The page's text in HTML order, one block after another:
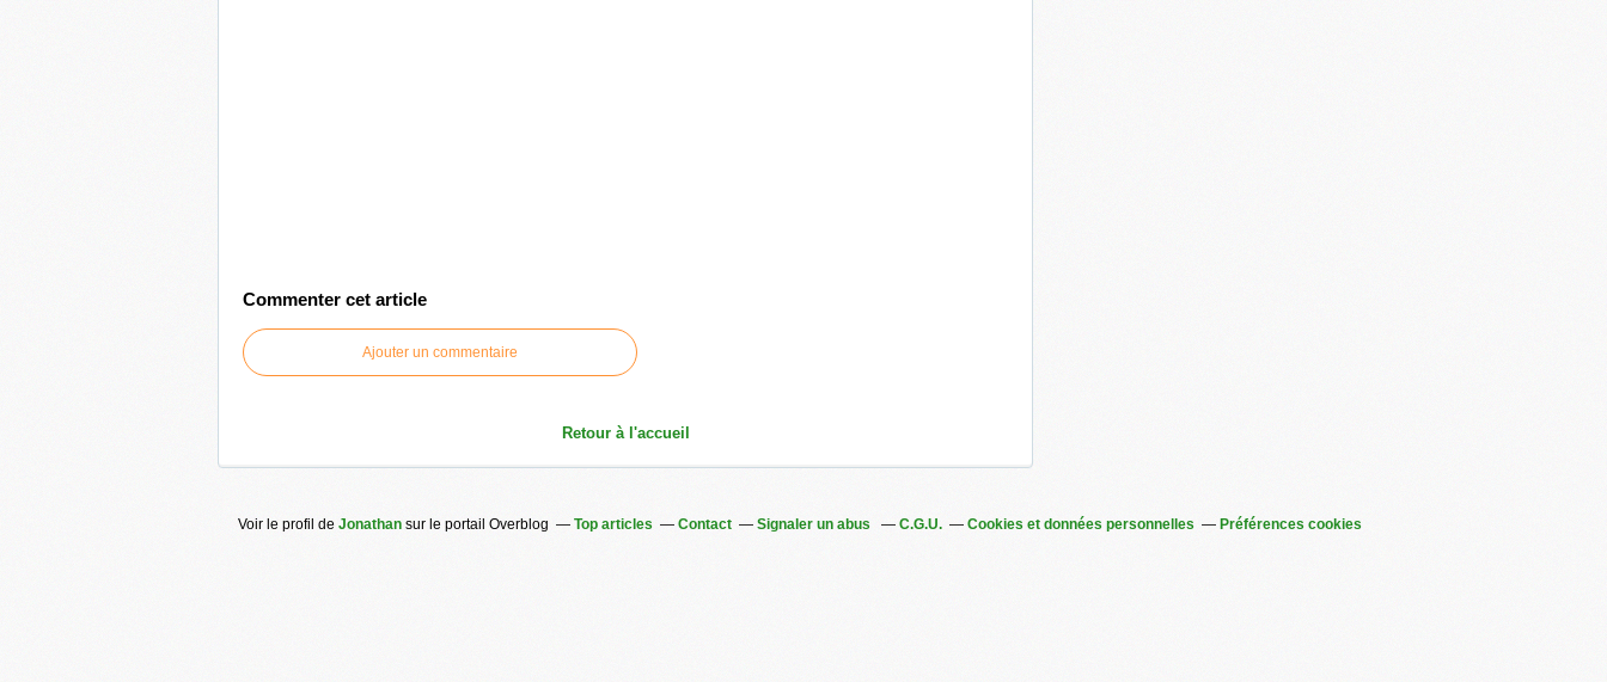
Commenter cet article
Ajouter un commentaire
Retour à l'accueil
Voir le profil de Jonathan sur le portail Overblog Top articles Contact Signaler un abus C.G.U. Cookies et données personnelles Préférences cookies